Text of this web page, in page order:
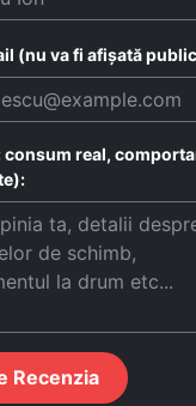
(nu va fi afișată
consum real,
Recenzia